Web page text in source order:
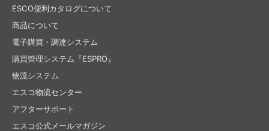
ESCO便利カタログについて
商品について
電子購買・調達システム
購買管理システム『ESPRO』
物流システム
エスコ物流センター
アフターサポート
エスコ公式メールマガジン